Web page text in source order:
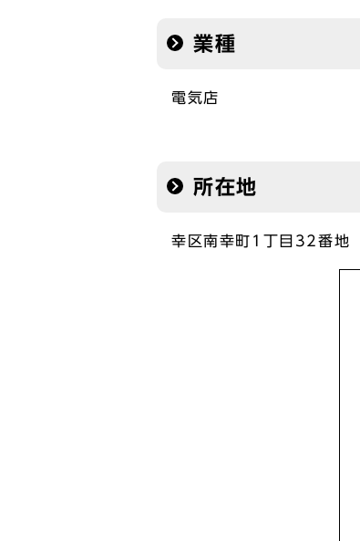
業種
電気店
所在地
幸区南幸町1丁目32番地